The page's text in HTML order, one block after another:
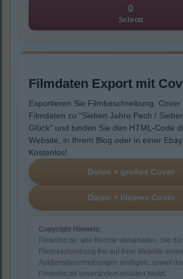
0
Schrott
Filmdaten Export mit
Exportieren Sie Filmbeschreibung, Cover
Filmdaten zu "Sieben Jahre Pech /
Glück" und binden Sie den HTML-Code
Website, in Ihrem Blog oder in einer
Kostenlos!
Copyright Hinweis:
Filminfos.de, alle Rechte vorbehalten. Sie
Filmbeschreibung frei auf Ihrer Website
Auktionsbeschreibungen einfügen, soweit
Filminfos.de unverändert erhalten bleibt.